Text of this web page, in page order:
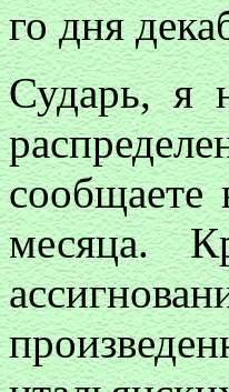
го дня
Сударь, я
месяца.